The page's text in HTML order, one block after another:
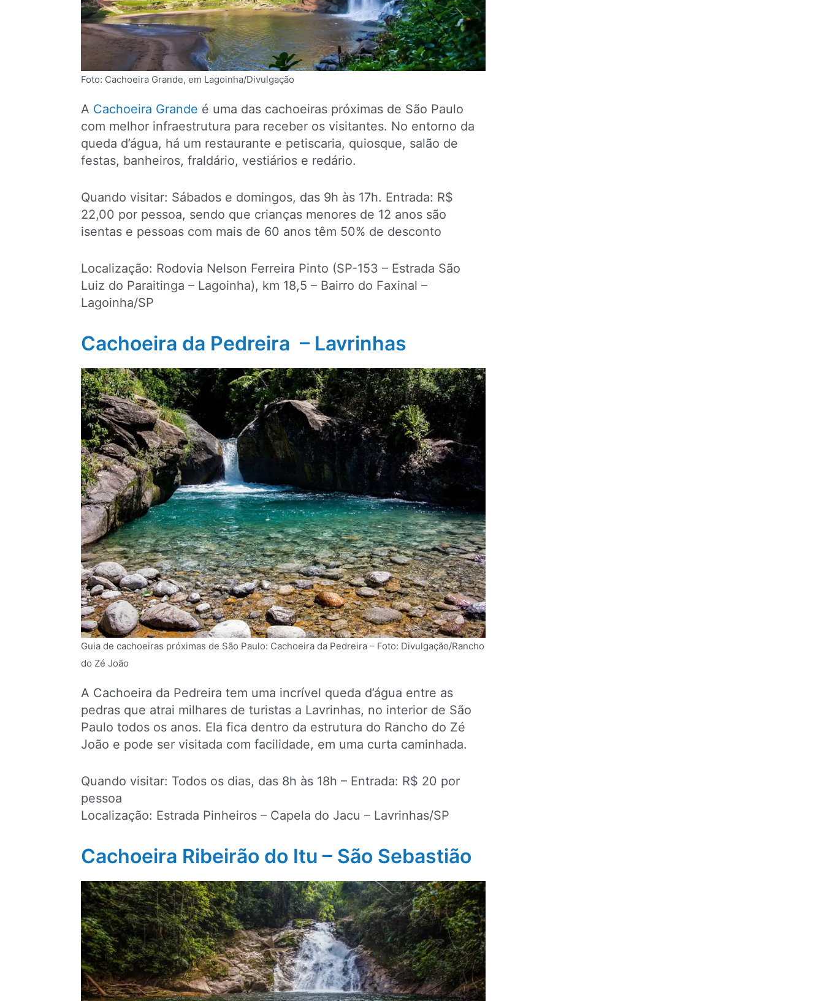
Foto: Cachoeira Grande, em Lagoinha/Divulgação
A Cachoeira Grande é uma das cachoeiras próximas de São Paulo
com melhor infraestrutura para receber os visitantes. No entorno da
queda d’água, há um restaurante e petiscaria, quiosque, salão de
festas, banheiros, fraldário, vestiários e redário.
Quando visitar: Sábados e domingos, das 9h às 17h. Entrada: R$
22,00 por pessoa, sendo que crianças menores de 12 anos são
isentas e pessoas com mais de 60 anos têm 50% de desconto
Localização: Rodovia Nelson Ferreira Pinto (SP-153 – Estrada São
Luiz do Paraitinga – Lagoinha), km 18,5 – Bairro do Faxinal –
Lagoinha/SP
Cachoeira da Pedreira – Lavrinhas
Guia de cachoeiras próximas de São Paulo: Cachoeira da Pedreira – Foto: Divulgação/Rancho
do Zé João
A Cachoeira da Pedreira tem uma incrível queda d’água entre as
pedras que atrai milhares de turistas a Lavrinhas, no interior de São
Paulo todos os anos. Ela fica dentro da estrutura do Rancho do Zé
João e pode ser visitada com facilidade, em uma curta caminhada.
Quando visitar: Todos os dias, das 8h às 18h – Entrada: R$ 20 por
pessoa
Localização: Estrada Pinheiros – Capela do Jacu – Lavrinhas/SP
Cachoeira Ribeirão do Itu – São Sebastião